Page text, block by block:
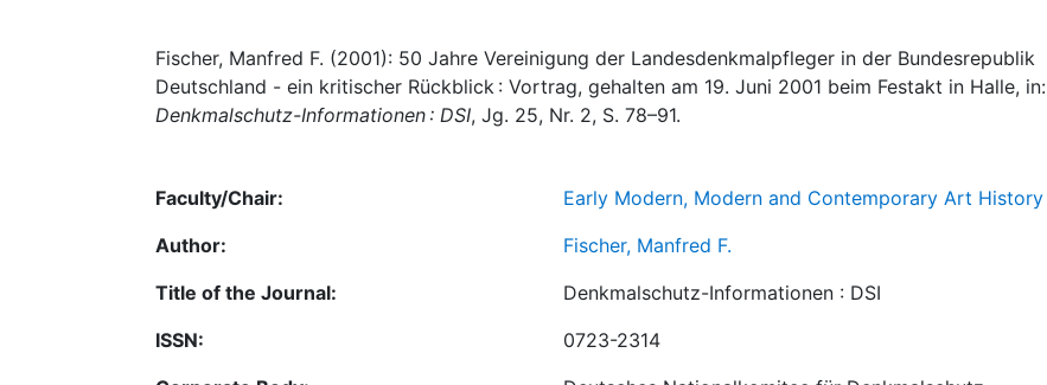
Fischer, Manfred F. (2001): 50 Jahre Vereinigung der Landesdenkmalpfleger in der Bundesrepublik
Deutschland - ein kritischer Rückblick : Vortrag, gehalten am 19. Juni 2001 beim Festakt in Halle, in:
Denkmalschutz-Informationen : DSI, Jg. 25, Nr. 2, S. 78–91.
Faculty/Chair:
Early Modern, Modern and Contemporary Art History
Author:
Fischer, Manfred F.
Title of the Journal:
Denkmalschutz-Informationen : DSI
ISSN:
0723-2314